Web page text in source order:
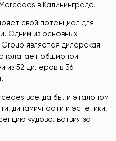
в Калининграде.
свой потенциал для
Одним из основных
является дилерская
обширной
из 52 дилеров в 36
всегда были эталоном
динамичности и эстетики,
«удовольствия за